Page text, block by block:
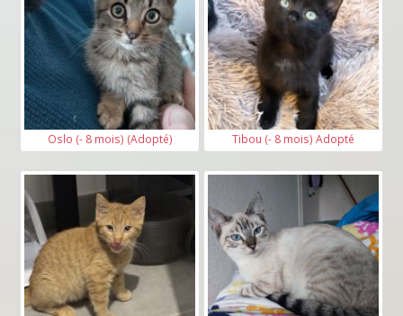
Oslo (- 8 mois) (Adopté) Tibou (- 8 mois) Adopté